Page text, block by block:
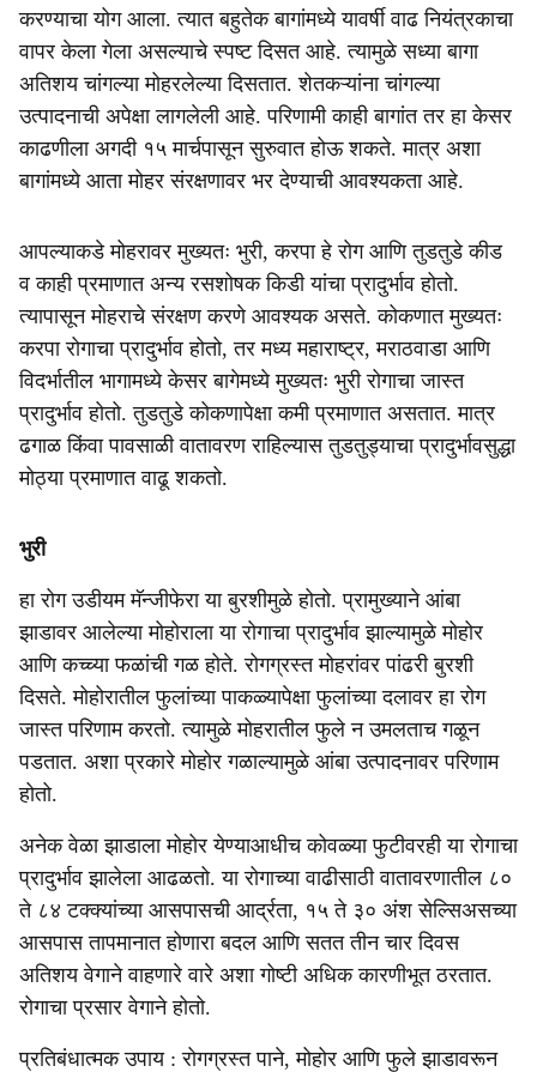
करण्याचा योग आला. त्यात बहुतेक बागांमध्ये यावर्षी वाढ नियंत्रकाचा
वापर केला गेला असल्याचे स्पष्ट दिसत आहे. त्यामुळे सध्या बागा
अतिशय चांगल्या मोहरलेल्या दिसतात. शेतकऱ्यांना चांगल्या
उत्पादनाची अपेक्षा लागलेली आहे. परिणामी काही बागांत तर हा केसर
काढणीला अगदी १५ मार्चपासून सुरुवात होऊ शकते. मात्र अशा
बागांमध्ये आता मोहर संरक्षणावर भर देण्याची आवश्यकता आहे.
आपल्याकडे मोहरावर मुख्यतः भुरी, करपा हे रोग आणि तुडतुडे कीड
व काही प्रमाणात अन्य रसशोषक किडी यांचा प्रादुर्भाव होतो.
त्यापासून मोहराचे संरक्षण करणे आवश्यक असते. कोकणात मुख्यतः
करपा रोगाचा प्रादुर्भाव होतो, तर मध्य महाराष्ट्र, मराठवाडा आणि
विदर्भातील भागामध्ये केसर बागेमध्ये मुख्यतः भुरी रोगाचा जास्त
प्रादुर्भाव होतो. तुडतुडे कोकणापेक्षा कमी प्रमाणात असतात. मात्र
ढगाळ किंवा पावसाळी वातावरण राहिल्यास तुडतुड्याचा प्रादुर्भावसुद्धा
मोठ्या प्रमाणात वाढू शकतो.
भुरी
हा रोग उडीयम मॅन्जीफेरा या बुरशीमुळे होतो. प्रामुख्याने आंबा
झाडावर आलेल्या मोहोराला या रोगाचा प्रादुर्भाव झाल्यामुळे मोहोर
आणि कच्च्या फळांची गळ होते. रोगग्रस्त मोहरांवर पांढरी बुरशी
दिसते. मोहोरातील फुलांच्या पाकळ्यापेक्षा फुलांच्या दलावर हा रोग
जास्त परिणाम करतो. त्यामुळे मोहरातील फुले न उमलताच गळून
पडतात. अशा प्रकारे मोहोर गळाल्यामुळे आंबा उत्पादनावर परिणाम
होतो.
अनेक वेळा झाडाला मोहोर येण्याआधीच कोवळ्या फुटीवरही या रोगाचा
प्रादुर्भाव झालेला आढळतो. या रोगाच्या वाढीसाठी वातावरणातील ८०
ते ८४ टक्क्यांच्या आसपासची आर्द्रता, १५ ते ३० अंश सेल्सिअसच्या
आसपास तापमानात होणारा बदल आणि सतत तीन चार दिवस
अतिशय वेगाने वाहणारे वारे अशा गोष्टी अधिक कारणीभूत ठरतात.
रोगाचा प्रसार वेगाने होतो.
प्रतिबंधात्मक उपाय : रोगग्रस्त पाने, मोहोर आणि फुले झाडावरून